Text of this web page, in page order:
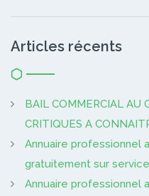
Articles récents
BAIL COMMERCIAL AU
CRITIQUES A
Annuaire professionnel
gratuitement sur
Annuaire professionnel